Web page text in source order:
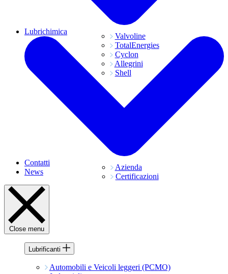
Valvoline
TotalEnergies
Cyclon
Allegrini
Shell
Lubrichimica
Azienda
Certificazioni
Contatti
News
Close menu
Lubrificanti
Automobili e Veicoli leggeri (PCMO)